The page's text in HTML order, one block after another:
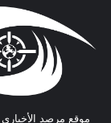
موقع مرصد